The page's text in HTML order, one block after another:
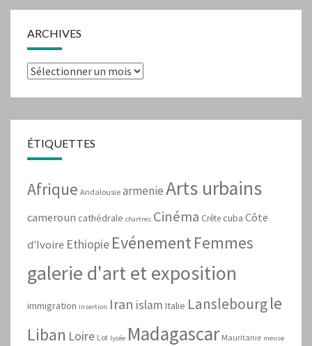
ARCHIVES
Archives
ÉTIQUETTES
Afrique Andalousie armenieArts urbains
cameroun cathédrale chartres Cinéma Crêtecuba Côte
d'Ivoire Ethiopie EvénementFemmes
galerie d'art et exposition
immigration insertion Iran islam Italie Lanslebourgle
Liban Loire Lot lycée Madagascar Mauritanie meuse